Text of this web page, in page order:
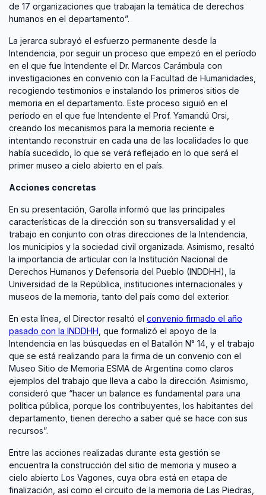
de 17 organizaciones que trabajan la temática de derechos
humanos en el departamento”.
La jerarca subrayó el esfuerzo permanente desde la
Intendencia, por seguir un proceso que empezó en el período
en el que fue Intendente el Dr. Marcos Carámbula con
investigaciones en convenio con la Facultad de Humanidades,
recogiendo testimonios e instalando los primeros sitios de
memoria en el departamento. Este proceso siguió en el
período en el que fue Intendente el Prof. Yamandú Orsi,
creando los mecanismos para la memoria reciente e
intentando reconstruir en cada una de las localidades lo que
había sucedido, lo que se verá reflejado en lo que será el
primer museo a cielo abierto en el país.
Acciones concretas
En su presentación, Garolla informó que las principales
características de la dirección son su transversalidad y el
trabajo en conjunto con otras direcciones de la Intendencia,
los municipios y la sociedad civil organizada. Asimismo, resaltó
la importancia de articular con la Institución Nacional de
Derechos Humanos y Defensoría del Pueblo (INDDHH), la
Universidad de la República, instituciones internacionales y
museos de la memoria, tanto del país como del exterior.
En esta línea, el Director resaltó el convenio firmado el año
pasado con la INDDHH , que formalizó el apoyo de la
Intendencia en las búsquedas en el Batallón N° 14, y el trabajo
que se está realizando para la firma de un convenio con el
Museo Sitio de Memoria ESMA de Argentina como claros
ejemplos del trabajo que lleva a cabo la dirección. Asimismo,
consideró que “hacer un balance es fundamental para una
política pública, porque los contribuyentes, los habitantes del
departamento, tienen derecho a saber qué se hace con sus
recursos”.
Entre las acciones realizadas durante esta gestión se
encuentra la construcción del sitio de memoria y museo a
cielo abierto Los Vagones, cuya obra está en etapa de
finalización, así como el circuito de la memoria de Las Piedras,